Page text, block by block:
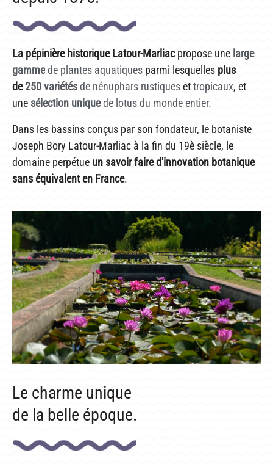
POUR LES ENFANTS
GROUPES ADULTES & SCOLAIRES
CAFÉ MARLIACEA
HORAIRES ET ACCÈS
LA CARTE
NOS SOIRÉES ESTIVALES
REPAS GROUPES
HISTOIRE
LATOUR-MARLIAC
CLAUDE MONET
BIOGRAPHIE DE 1908
LES BAMBOUS
CONSEILS
DE PLANTATION
DE JARDINAGE AQUATIQUE
GUIDE VISUEL
La pépinière historique Latour-Marliacpropose une large
gammede plantes aquatiques parmi lesquelles plus
de250 variétésde nénuphars rustiquesettropicaux, et
une sélection uniquede lotus du monde entier.
Dans les bassins conçus par son fondateur, le botaniste
Joseph Bory Latour-Marliac à la fin du 19è siècle, le
domaine perpétue un savoir faire d'innovation botanique
sans équivalent en France.
Le charme unique
de la belle époque.